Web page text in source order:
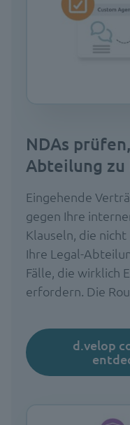
NDAs
Abteilung zu
Eingehende
gegen Ihre
Klauseln, die
Ihre Legal-
Fälle, die wirklich
erfordern. Die
d.velop